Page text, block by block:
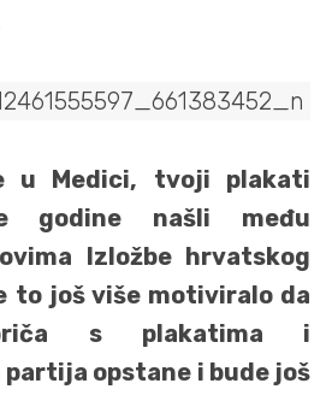
u Medici, tvoji plakati
godine našli među
Izložbe hrvatskog
to još više motiviralo da
s plakatima i
opstane i bude još